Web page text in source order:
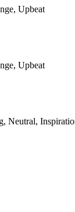
Upbeat
Upbeat
Neutral,